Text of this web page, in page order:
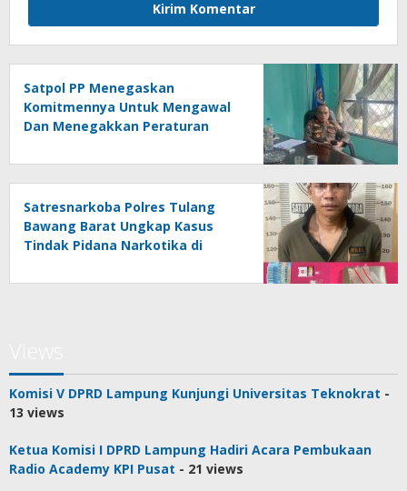
Satpol PP Menegaskan
Komitmennya Untuk Mengawal
Dan Menegakkan Peraturan
Satresnarkoba Polres Tulang
Bawang Barat Ungkap Kasus
Tindak Pidana Narkotika di
Komisi V DPRD Lampung Kunjungi Universitas Teknokrat -
13 views
Ketua Komisi I DPRD Lampung Hadiri Acara Pembukaan
Radio Academy KPI Pusat - 21 views